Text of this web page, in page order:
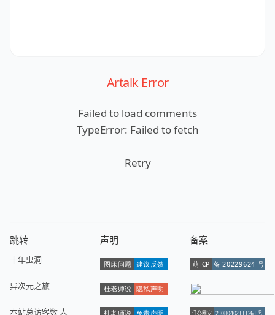
Artalk Error
Failed to load comments
TypeError: Failed to fetch
Retry
跳转
十年虫洞
异次元之旅
本站总访客数 人
声明 备案